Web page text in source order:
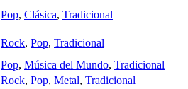
Pop, Clásica, Tradicional
Rock, Pop, Tradicional
Pop, Música del Mundo, Tradicional
Rock, Pop, Metal, Tradicional